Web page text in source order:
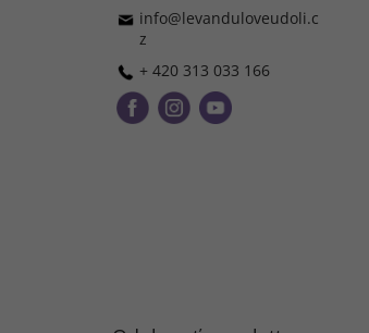
info@levanduloveudoli.c
z
+ 420 313 033 166